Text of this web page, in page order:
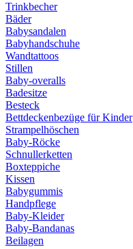
Trinkbecher
Bäder
Babysandalen
Babyhandschuhe
Wandtattoos
Stillen
Baby-overalls
Badesitze
Besteck
Bettdeckenbezüge für Kinder
Strampelhöschen
Baby-Röcke
Schnullerketten
Boxteppiche
Kissen
Babygummis
Handpflege
Baby-Kleider
Baby-Bandanas
Beilagen